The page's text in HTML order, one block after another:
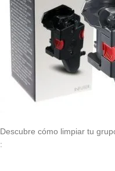
Descubre cómo limpiar tu
: